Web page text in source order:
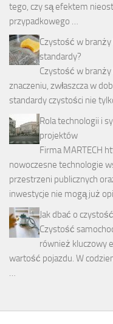
tego, czy są efektem
przypadkowego …
Czystość w
standardy?
Czystość w
znaczeniu, zwłaszcza w
standardy czystości nie
Rola technologii i
projektów
Firma MARTECH
nowoczesne technologie
przestrzeni publicznych
inwestycje nie mogą już
Jak dbać o
Czystość
również kluczowy
wartość pojazdu. W